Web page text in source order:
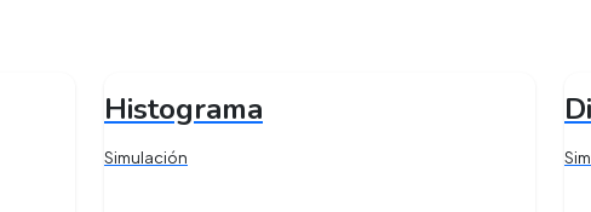
Histograma
Simulación